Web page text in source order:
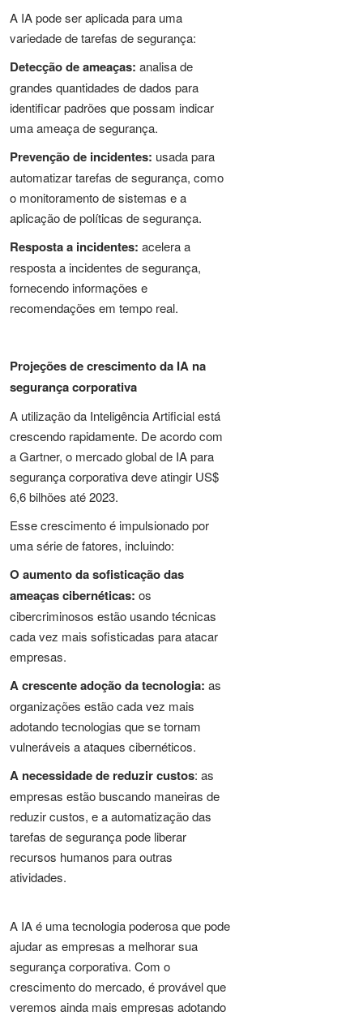
A IA pode ser aplicada para uma
variedade de tarefas de segurança:
Detecção de ameaças: analisa de
grandes quantidades de dados para
identificar padrões que possam indicar
uma ameaça de segurança.
Prevenção de incidentes: usada para
automatizar tarefas de segurança, como
o monitoramento de sistemas e a
aplicação de políticas de segurança.
Resposta a incidentes: acelera a
resposta a incidentes de segurança,
fornecendo informações e
recomendações em tempo real.
Projeções de crescimento da IA na
segurança corporativa
A utilização da Inteligência Artificial está
crescendo rapidamente. De acordo com
a Gartner, o mercado global de IA para
segurança corporativa deve atingir US$
6,6 bilhões até 2023.
Esse crescimento é impulsionado por
uma série de fatores, incluindo:
O aumento da sofisticação das
ameaças cibernéticas: os
cibercriminosos estão usando técnicas
cada vez mais sofisticadas para atacar
empresas.
A crescente adoção da tecnologia: as
organizações estão cada vez mais
adotando tecnologias que se tornam
vulneráveis a ataques cibernéticos.
A necessidade de reduzir custos: as
empresas estão buscando maneiras de
reduzir custos, e a automatização das
tarefas de segurança pode liberar
recursos humanos para outras
atividades.
A IA é uma tecnologia poderosa que pode
ajudar as empresas a melhorar sua
segurança corporativa. Com o
crescimento do mercado, é provável que
veremos ainda mais empresas adotando